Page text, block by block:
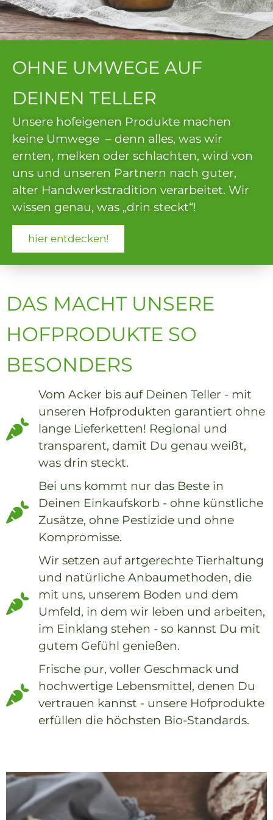
OHNE UMWEGE AUF
DEINEN TELLER
Unsere hofeigenen Produkte machen
keine Umwege – denn alles, was wir
ernten, melken oder schlachten, wird von
uns und unseren Partnern nach guter,
alter Handwerkstradition verarbeitet. Wir
wissen genau, was „drin steckt“!
hier entdecken!
DAS MACHT UNSERE
HOFPRODUKTE SO
BESONDERS
Vom Acker bis auf Deinen Teller - mit
unseren Hofprodukten garantiert ohne
lange Lieferketten! Regional und
transparent, damit Du genau weißt,
was drin steckt.
Bei uns kommt nur das Beste in
Deinen Einkaufskorb - ohne künstliche
Zusätze, ohne Pestizide und ohne
Kompromisse.
Wir setzen auf artgerechte Tierhaltung
und natürliche Anbaumethoden, die
mit uns, unserem Boden und dem
Umfeld, in dem wir leben und arbeiten,
im Einklang stehen - so kannst Du mit
gutem Gefühl genießen.
Frische pur, voller Geschmack und
hochwertige Lebensmittel, denen Du
vertrauen kannst - unsere Hofprodukte
erfüllen die höchsten Bio-Standards.